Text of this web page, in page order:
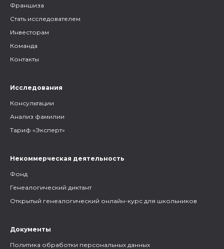
Франшиза
Стать исследователем
Инвесторам
Команда
Контакты
Исследования
Консультации
Анализ фамилии
Тариф «Эксперт»
Некоммерческая деятельность
Фонд
Генеалогический диктант
Открытый генеалогический онлайн-курс для школьников
Документы
Политика обработки персональных данных